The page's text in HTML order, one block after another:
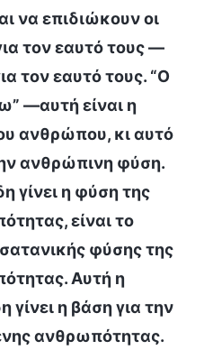
να επιδιώκουν οι
τον εαυτό τους —
τον εαυτό τους. “Ο
—αυτή είναι η
ανθρώπου, κι αυτό
ανθρώπινη φύση.
γίνει η φύση της
είναι το
φύσης της
Αυτή η
γίνει η βάση για την
ανθρωπότητας.